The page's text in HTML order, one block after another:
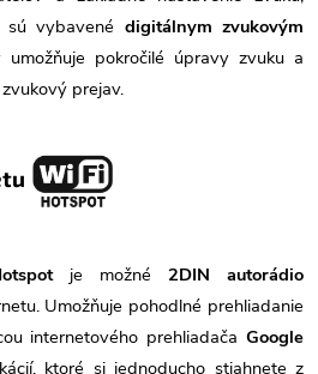
vybavené digitálnym zvukovým
umožňuje pokročilé úpravy zvuku a
prejav.
je možné 2DIN autorádio
Umožňuje pohodlné prehliadanie
internetového prehliadača Google
ktoré si jednoducho stiahnete z